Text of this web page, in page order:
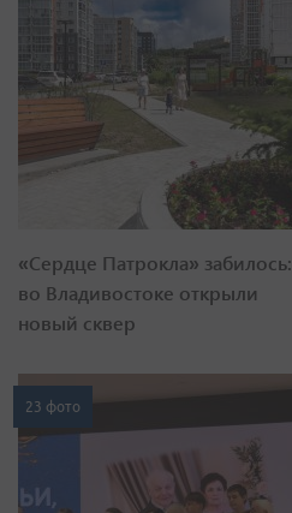
«Сердце Патрокла» забилось:
во Владивостоке открыли
новый сквер
23 фото